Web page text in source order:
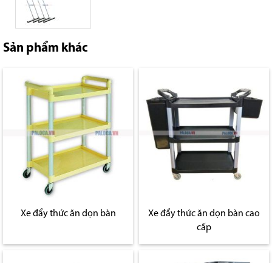
Sản phẩm khác
Xe đẩy thức ăn dọn bàn
Xe đẩy thức ăn dọn bàn cao
cấp